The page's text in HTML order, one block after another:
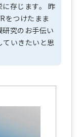
存じます。 昨
をつけたまま
究のお手伝い
いきたいと思